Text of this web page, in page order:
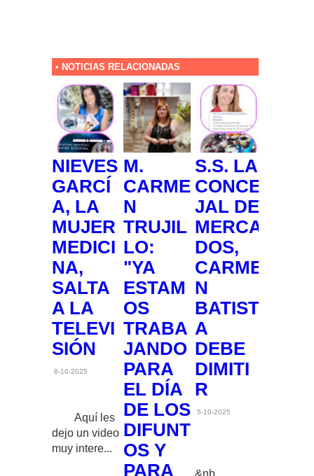
• NOTICIAS RELACIONADAS
NIEVES
GARCÍ
A, LA
MUJER
MEDICI
NA,
SALTA
A LA
TELEVI
SIÓN
8-10-2025
Aquí les
dejo un video
muy intere...
M.
CARME
N
TRUJIL
LO:
"YA
ESTAM
OS
TRABA
JANDO
PARA
EL DÍA
DE LOS
DIFUNT
OS Y
PARA
S.S. LA
CONCE
JAL DE
MERCA
DOS,
CARME
N
BATIST
A
DEBE
DIMITI
R
5-10-2025